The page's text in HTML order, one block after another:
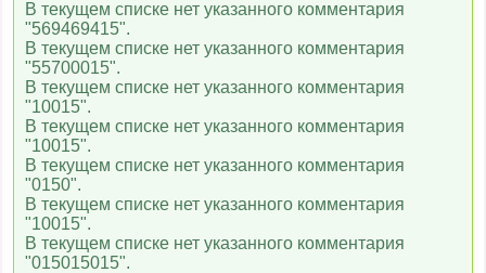
В текущем списке нет указанного комментария
"569469415".
В текущем списке нет указанного комментария
"55700015".
В текущем списке нет указанного комментария
"10015".
В текущем списке нет указанного комментария
"10015".
В текущем списке нет указанного комментария
"0150".
В текущем списке нет указанного комментария
"10015".
В текущем списке нет указанного комментария
"015015015".